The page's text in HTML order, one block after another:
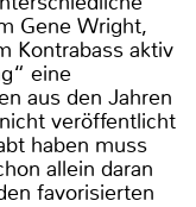
Gene Wright,
Kontrabass aktiv
eine
aus den Jahren
veröffentlicht
haben muss
allein daran
favorisierten